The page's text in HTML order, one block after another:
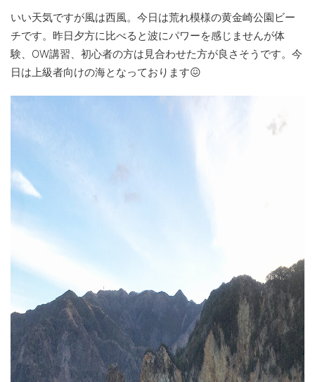
いい天気ですが風は西風。今日は荒れ模様の黄金崎公園ビー
チです。昨日夕方に比べると波にパワーを感じませんが体
験、OW講習、初心者の方は見合わせた方が良さそうです。今
日は上級者向けの海となっております😖